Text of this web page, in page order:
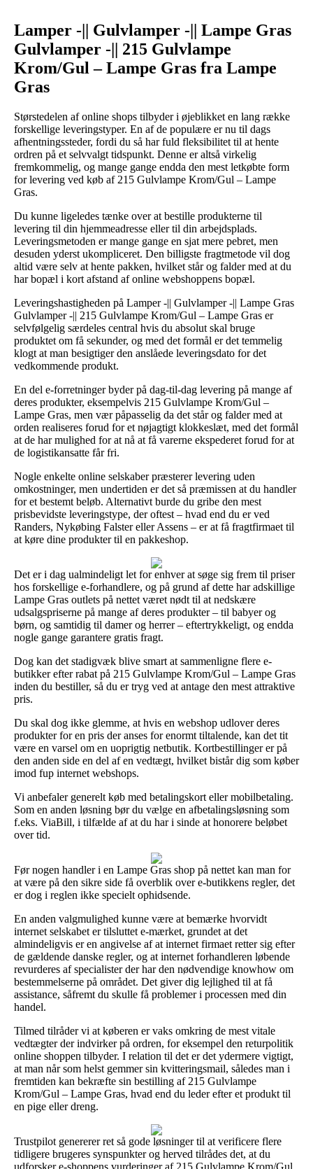
Lamper -|| Gulvlamper -|| Lampe Gras
Gulvlamper -|| 215 Gulvlampe
Krom/Gul – Lampe Gras fra Lampe
Gras
Størstedelen af online shops tilbyder i øjeblikket en lang række
forskellige leveringstyper. En af de populære er nu til dags
afhentningssteder, fordi du så har fuld fleksibilitet til at hente
ordren på et selvvalgt tidspunkt. Denne er altså virkelig
fremkommelig, og mange gange endda den mest letkøbte form
for levering ved køb af 215 Gulvlampe Krom/Gul – Lampe
Gras.
Du kunne ligeledes tænke over at bestille produkterne til
levering til din hjemmeadresse eller til din arbejdsplads.
Leveringsmetoden er mange gange en sjat mere pebret, men
desuden yderst ukompliceret. Den billigste fragtmetode vil dog
altid være selv at hente pakken, hvilket står og falder med at du
har bopæl i kort afstand af online webshoppens bopæl.
Leveringshastigheden på Lamper -|| Gulvlamper -|| Lampe Gras
Gulvlamper -|| 215 Gulvlampe Krom/Gul – Lampe Gras er
selvfølgelig særdeles central hvis du absolut skal bruge
produktet om få sekunder, og med det formål er det temmelig
klogt at man besigtiger den anslåede leveringsdato for det
vedkommende produkt.
En del e-forretninger byder på dag-til-dag levering på mange af
deres produkter, eksempelvis 215 Gulvlampe Krom/Gul –
Lampe Gras, men vær påpasselig da det står og falder med at
orden realiseres forud for et nøjagtigt klokkeslæt, med det formål
at de har mulighed for at nå at få varerne ekspederet forud for at
de logistikansatte får fri.
Nogle enkelte online selskaber præsterer levering uden
omkostninger, men undertiden er det så præmissen at du handler
for et bestemt beløb. Alternativt burde du gribe den mest
prisbevidste leveringstype, der oftest – hvad end du er ved
Randers, Nykøbing Falster eller Assens – er at få fragtfirmaet til
at køre dine produkter til en pakkeshop.
Det er i dag ualmindeligt let for enhver at søge sig frem til priser
hos forskellige e-forhandlere, og på grund af dette har adskillige
Lampe Gras outlets på nettet været nødt til at nedskære
udsalgspriserne på mange af deres produkter – til babyer og
børn, og samtidig til damer og herrer – eftertrykkeligt, og endda
nogle gange garantere gratis fragt.
Dog kan det stadigvæk blive smart at sammenligne flere e-
butikker efter rabat på 215 Gulvlampe Krom/Gul – Lampe Gras
inden du bestiller, så du er tryg ved at antage den mest attraktive
pris.
Du skal dog ikke glemme, at hvis en webshop udlover deres
produkter for en pris der anses for enormt tiltalende, kan det tit
være en varsel om en uoprigtig netbutik. Kortbestillinger er på
den anden side en del af en vedtægt, hvilket bistår dig som køber
imod fup internet webshops.
Vi anbefaler generelt køb med betalingskort eller mobilbetaling.
Som en anden løsning bør du vælge en afbetalingsløsning som
f.eks. ViaBill, i tilfælde af at du har i sinde at honorere beløbet
over tid.
Før nogen handler i en Lampe Gras shop på nettet kan man for
at være på den sikre side få overblik over e-butikkens regler, det
er dog i reglen ikke specielt ophidsende.
En anden valgmulighed kunne være at bemærke hvorvidt
internet selskabet er tilsluttet e-mærket, grundet at det
almindeligvis er en angivelse af at internet firmaet retter sig efter
de gældende danske regler, og at internet forhandleren løbende
revurderes af specialister der har den nødvendige knowhow om
bestemmelserne på området. Det giver dig lejlighed til at få
assistance, såfremt du skulle få problemer i processen med din
handel.
Tilmed tilråder vi at køberen er vaks omkring de mest vitale
vedtægter der indvirker på ordren, for eksempel den returpolitik
online shoppen tilbyder. I relation til det er det ydermere vigtigt,
at man når som helst gemmer sin kvitteringsmail, således man i
fremtiden kan bekræfte sin bestilling af 215 Gulvlampe
Krom/Gul – Lampe Gras, hvad end du leder efter et produkt til
en pige eller dreng.
Trustpilot genererer ret så gode løsninger til at verificere flere
tidligere brugeres synspunkter og herved tilrådes det, at du
udforsker e-shoppens vurderinger af 215 Gulvlampe Krom/Gul